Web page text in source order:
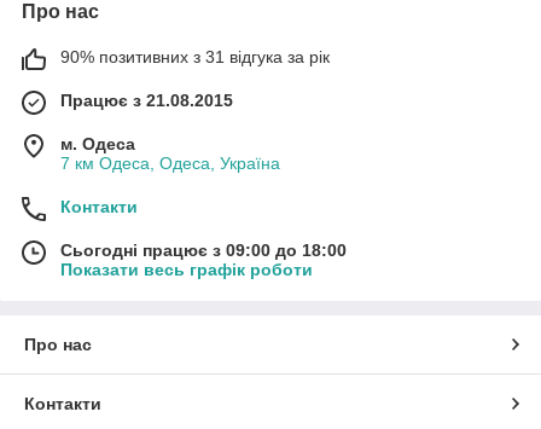
Про нас
90% позитивних з 31 відгука за рік
Працює з 21.08.2015
м. Одеса
7 км Одеса, Одеса, Україна
Контакти
Сьогодні працює з 09:00 до 18:00
Показати весь графік роботи
Про нас
Контакти